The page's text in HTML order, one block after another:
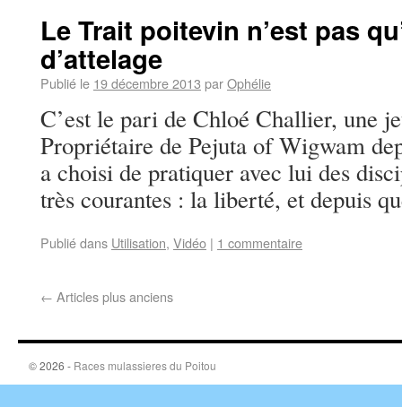
Le Trait poitevin n’est pas
d’attelage
Publié le 19 décembre 2013 parOphélie
C’est le pari de Chloé Challier, une
Propriétaire de Pejuta of Wigwam
a choisi de pratiquer avec lui des
très courantes : la liberté, et depuis
Publié dans Utilisation, Vidéo | 1 commentaire
← Articles plus anciens
© 2026 - Races mulassieres du Poitou